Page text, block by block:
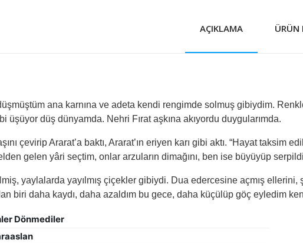
AÇIKLAMA ÜRÜN
ana karnına ve adeta kendi rengimde solmuş gibiydim.
üşüyor düş dünyamda. Nehri Fırat aşkına akıyordu duygularımda.
çevirip Ararat’a baktı, Ararat’ın eriyen karı gibi aktı. “Hayat
gelen yâri seçtim, onlar arzuların dimağını, ben ise büyüyüp
yaylalarda yayılmış çiçekler gibiydi. Dua edercesine açmış ellerini,
biri daha kaydı, daha azaldım bu gece, daha küçülüp göç eyledim
Dönmediler